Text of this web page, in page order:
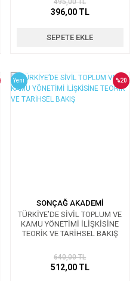
396,00 TL
SEPETE EKLE
Yeni
SONÇAĞ AKADEMİ
TÜRKİYE’DE SİVİL TOPLUM VE
KAMU YÖNETİMİ İLİŞKİSİNE
TEORİK VE TARİHSEL BAKIŞ
%20
640,00 TL
512,00 TL